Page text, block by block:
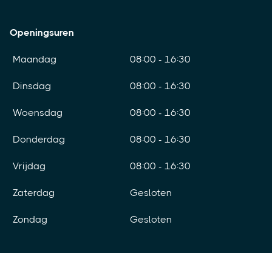
Openingsuren
Maandag 08:00 - 16:30
Dinsdag 08:00 - 16:30
Woensdag 08:00 - 16:30
Donderdag 08:00 - 16:30
Vrijdag 08:00 - 16:30
Zaterdag Gesloten
Zondag Gesloten